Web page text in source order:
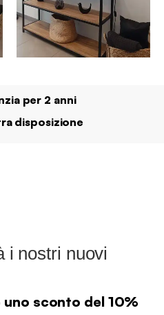
per 2 anni
disposizione
i nostri nuovi
sconto del 10%